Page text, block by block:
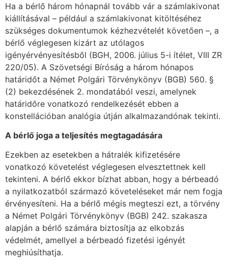
Ha a bérlő három hónapnál tovább vár a számlakivonat
kiállításával – például a számlakivonat kitöltéséhez
szükséges dokumentumok kézhezvételét követően –, a
bérlő véglegesen kizárt az utólagos
igényérvényesítésből (BGH, 2006. július 5-i ítélet, VIII ZR
220/05). A Szövetségi Bíróság a három hónapos
határidőt a Német Polgári Törvénykönyv (BGB) 560. §
(2) bekezdésének 2. mondatából veszi, amelynek
határidőre vonatkozó rendelkezését ebben a
konstellációban analógia útján alkalmazandónak tekinti.
A bérlő joga a teljesítés megtagadására
Ezekben az esetekben a hátralék kifizetésére
vonatkozó követelést véglegesen elvesztettnek kell
tekinteni. A bérlő ekkor bízhat abban, hogy a bérbeadó
a nyilatkozatból származó követeléseket már nem fogja
érvényesíteni. Ha a bérlő mégis megteszi ezt, a törvény
a Német Polgári Törvénykönyv (BGB) 242. szakasza
alapján a bérlő számára biztosítja az elkobzás
védelmét, amellyel a bérbeadó fizetési igényét
meghiúsíthatja.